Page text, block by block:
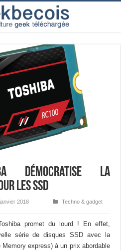
démocratise la
les SSD
2018
Techno & gadget
promet du lourd ! En effet,
série de disques SSD avec la
Memory express) à un prix abordable